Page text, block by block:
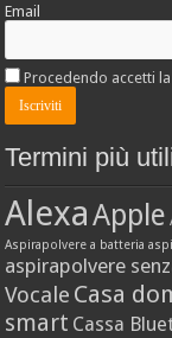
Email
Procedendo accetti
Termini più
AlexaApple
Aspirapolvere a batteria
aspirapolvere
Vocale Casa
smart Cassa